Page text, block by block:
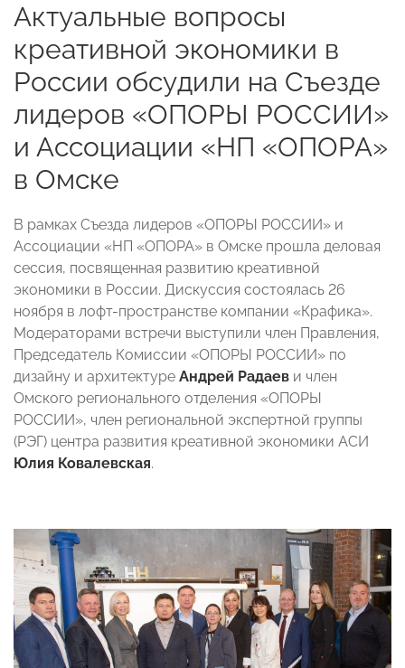
Актуальные вопросы
креативной экономики в
России обсудили на Съезде
лидеров «ОПОРЫ РОССИИ»
и Ассоциации «НП «ОПОРА»
в Омске
В рамках Съезда лидеров «ОПОРЫ РОССИИ» и
Ассоциации «НП «ОПОРА» в Омске прошла деловая
сессия, посвященная развитию креативной
экономики в России. Дискуссия состоялась 26
ноября в лофт-пространстве компании «Крафика».
Модераторами встречи выступили член Правления,
Председатель Комиссии «ОПОРЫ РОССИИ» по
дизайну и архитектуре Андрей Радаев и член
Омского регионального отделения «ОПОРЫ
РОССИИ», член региональной экспертной группы
(РЭГ) центра развития креативной экономики АСИ
Юлия Ковалевская.